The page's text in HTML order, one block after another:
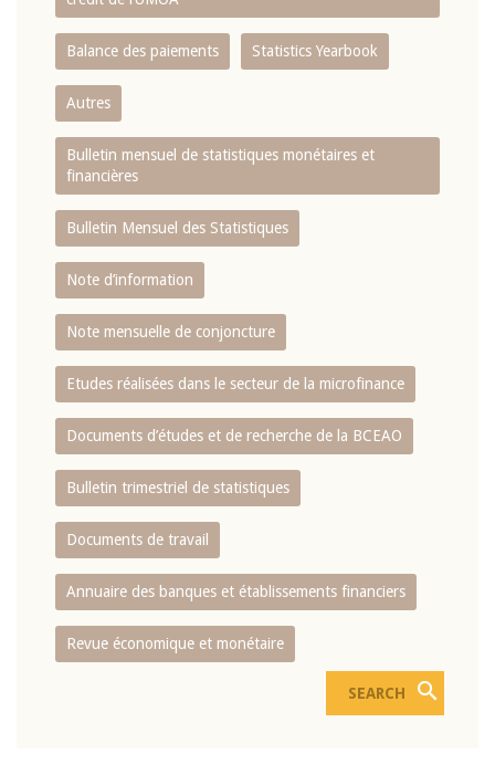
Balance des paiements Statistics Yearbook
Autres
Bulletin mensuel de statistiques monétaires et
financières
Bulletin Mensuel des Statistiques
Note d’information
Note mensuelle de conjoncture
Etudes réalisées dans le secteur de la microfinance
Documents d’études et de recherche de la BCEAO
Bulletin trimestriel de statistiques
Documents de travail
Annuaire des banques et établissements financiers
Revue économique et monétaire